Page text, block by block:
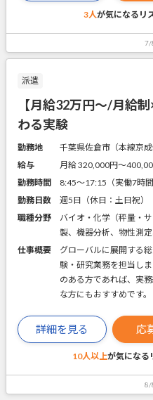
3人が気になるリ
7/
派遣
【月給32万円～/月給
わる実験
勤務地
千葉県佐倉市（本線京
給与
月給 320,000円〜
勤務時間
8:45～17:15（実働7時間
勤務日数
週5日（休日：土日祝）
職種分野
バイオ・化学（秤量・
製、機器分析、物性測定
仕事概要
グローバルに展開する
験・研究業務を担当し
のある方であれば、実
な方にもおすすめです。
詳細を見る 応
10人以上が気になる
8/